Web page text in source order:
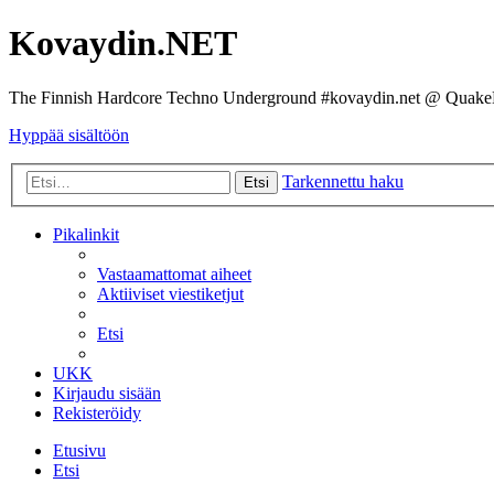
Kovaydin.NET
The Finnish Hardcore Techno Underground #kovaydin.net @
Hyppää sisältöön
Etsi Tarkennettu haku
Pikalinkit
Vastaamattomat aiheet
Aktiiviset viestiketjut
Etsi
UKK
Kirjaudu sisään
Rekisteröidy
Etusivu
Etsi